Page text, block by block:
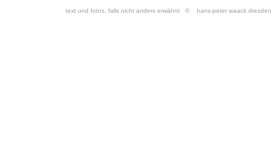
text und fotos, falls nicht anders erwähnt © hans-peter waack dresden